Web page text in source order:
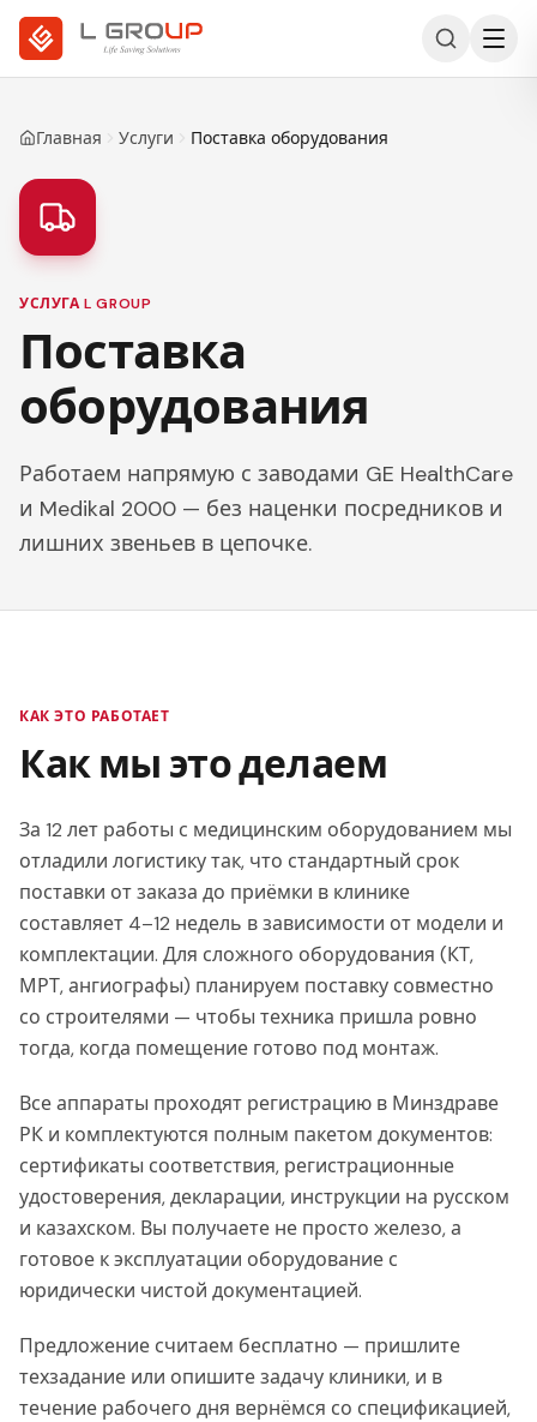
Главная Услуги Поставка оборудования
УСЛУГА L GROUP
Поставка
оборудования
Работаем напрямую с заводами GE HealthCare
и Medikal 2000 — без наценки посредников и
лишних звеньев в цепочке.
КАК ЭТО РАБОТАЕТ
Как мы это делаем
За 12 лет работы с медицинским оборудованием мы
отладили логистику так, что стандартный срок
поставки от заказа до приёмки в клинике
составляет 4–12 недель в зависимости от модели и
комплектации. Для сложного оборудования (КТ,
МРТ, ангиографы) планируем поставку совместно
со строителями — чтобы техника пришла ровно
тогда, когда помещение готово под монтаж.
Все аппараты проходят регистрацию в Минздраве
РК и комплектуются полным пакетом документов:
сертификаты соответствия, регистрационные
удостоверения, декларации, инструкции на русском
и казахском. Вы получаете не просто железо, а
готовое к эксплуатации оборудование с
юридически чистой документацией.
Предложение считаем бесплатно — пришлите
техзадание или опишите задачу клиники, и в
течение рабочего дня вернёмся со спецификацией,